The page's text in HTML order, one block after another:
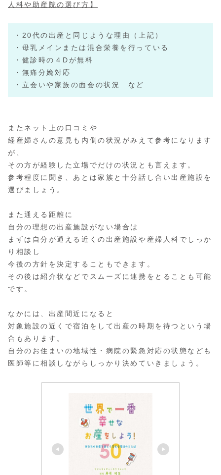
人科や助産院の選び方】
・20代の出産と同じような理由（上記）
・母乳メインまたは混合栄養を行っている
・健診時の４Dが無料
・無痛分娩対応
・立会いや家族の面会の状況 など
またネット上の口コミや
経産婦さんの意見も内側の状況がみえて参考になります
が、
その方が経験した立場でだけの状況とも言えます。
参考程度に聞き、あとは家族と十分話し合い出産施設を
選びましょう。
また通える距離に
自分の理想の出産施設がない場合は
まずは自分が通える近くの出産施設や産婦人科でしっか
り相談し
今後の方針を決定することもできます。
その後は紹介状などでスムーズに連携をとることも可能
です。
なかには、出産間近になると
対象施設の近くで宿泊をして出産の時期を待つという場
合もあります。
自分のお住まいの地域性・病院の緊急対応の状態なども
医師等に相談しながらしっかり決めていきましょう。